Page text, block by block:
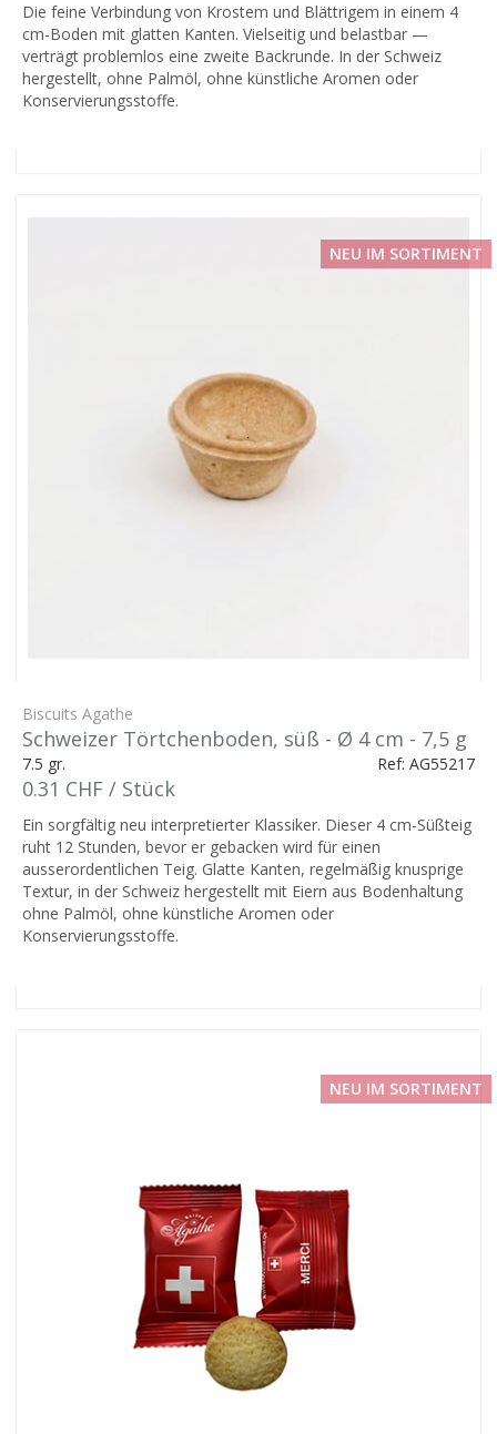
Die feine Verbindung von Krostem und Blättrigem in einem 4
cm-Boden mit glatten Kanten. Vielseitig und belastbar —
verträgt problemlos eine zweite Backrunde. In der Schweiz
hergestellt, ohne Palmöl, ohne künstliche Aromen oder
Konservierungsstoffe.
NEU IM SORTIMENT
Biscuits Agathe
Schweizer Törtchenboden, süß - Ø 4 cm - 7,5 g
7.5 gr. Ref: AG55217
0.31 CHF / Stück
Ein sorgfältig neu interpretierter Klassiker. Dieser 4 cm-Süßteig
ruht 12 Stunden, bevor er gebacken wird für einen
ausserordentlichen Teig. Glatte Kanten, regelmäßig knusprige
Textur, in der Schweiz hergestellt mit Eiern aus Bodenhaltung
ohne Palmöl, ohne künstliche Aromen oder
Konservierungsstoffe.
NEU IM SORTIMENT